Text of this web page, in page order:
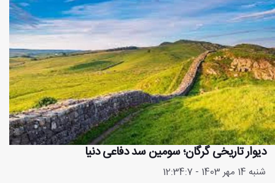
دیوار تاریخی گرگان؛ سومین سد دفاعی دنیا
شنبه 14 مهر 1403 - 12:34:7